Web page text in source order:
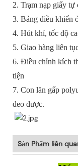
2. Trạm nạp giấy
3. Bảng điều khiển
4. Hút khí, tốc độ
5. Giao hàng liên
6. Điều chỉnh kích
tiện
7. Con lăn gấp
đeo được.
Sản Phẩm liên